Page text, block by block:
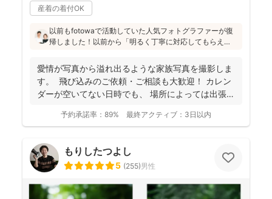
産着の着付OK
以前もfotowaで活動していた人気フォトグラファーが復
帰しました！以前から「明るく丁寧に対応してもらえ
と好評です♪特にニューボーンフォトは様々な研修を受講
し、クオリティ高いお写真をお届けされています(^^)
愛情が写真から溢れ出るような家族写真を撮影しま
す。 飛び込みのご依頼・ご相談も大歓迎！ カレン
ダーが空いてない日時でも、 場所によっては出張で
予約承諾率： 89% 最終アクティブ： 3日以内
もりしたつよし
5 (255)男性